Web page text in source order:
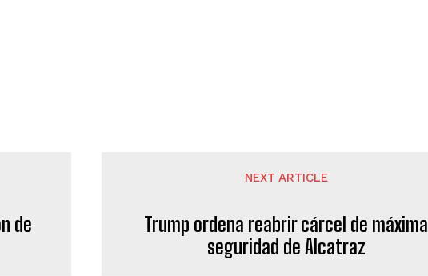
de
NEXT ARTICLE
Trump ordena reabrir cárcel de máxima
seguridad de Alcatraz